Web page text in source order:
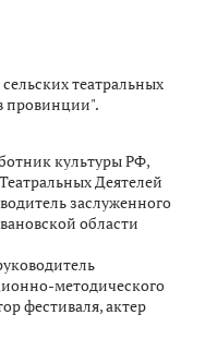
театральных
провинции".
культуры РФ,
Деятелей
заслуженного
области
методического
фестиваля, актер